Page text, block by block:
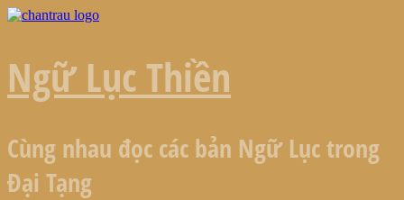
Ngữ Lục Thiền
Cùng nhau đọc các bản Ngữ Lục trong
Đại Tạng